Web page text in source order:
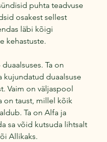
puhta teadvuse
osakest sellest
läbi kõigi
kehastuste.
Ta on
kujundatud duaalsuse
Vaim on väljaspool
on taust, millel kõik
Ta on Alfa ja
sa võid kutsuda lihtsalt
Allikaks.